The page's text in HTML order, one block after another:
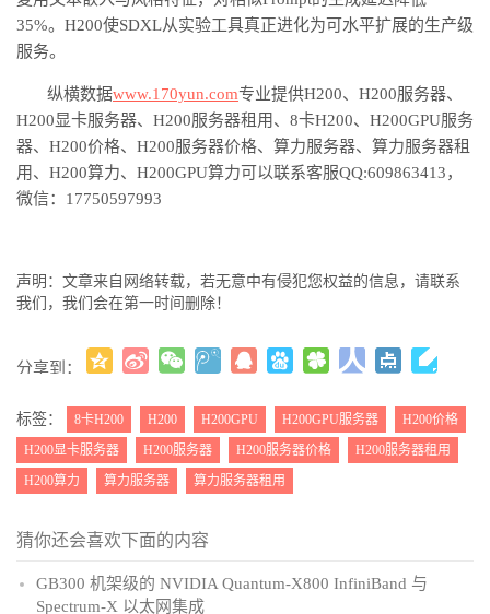
35%。H200使SDXL从实验工具真正进化为可水平扩展的生产级
服务。
纵横数据www.170yun.com专业提供H200、H200服务器、
H200显卡服务器、H200服务器租用、8卡H200、H200GPU服务
器、H200价格、H200服务器价格、算力服务器、算力服务器租
用、H200算力、H200GPU算力可以联系客服QQ:609863413，
微信：17750597993
声明：文章来自网络转载，若无意中有侵犯您权益的信息，请联系
我们，我们会在第一时间删除！
分享到：
( )
标签： 8卡H200 H200 H200GPU H200GPU服务器
H200价格
H200显卡服务器
H200服务器 H200服务器价格
H200服务器租用
H200算力
算力服务器 算力服务器租用
猜你还会喜欢下面的内容
GB300 机架级的 NVIDIA Quantum-X800 InfiniBand 与
Spectrum-X 以太网集成